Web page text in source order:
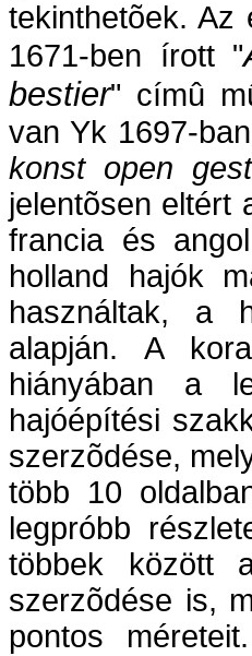
tekinthetõek. Az
1671-ben írott "
bestier" címû
van Yk 1697-
konst open
jelentõsen eltért
francia és
holland hajók
használtak, a
alapján. A
hiányában a
hajóépítési
szerzõdése,
több 10
legpróbb
többek között
szerzõdése is,
pontos